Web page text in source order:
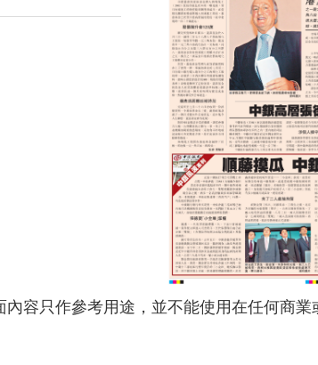
內容只作參考用途，並不能使用在任何商